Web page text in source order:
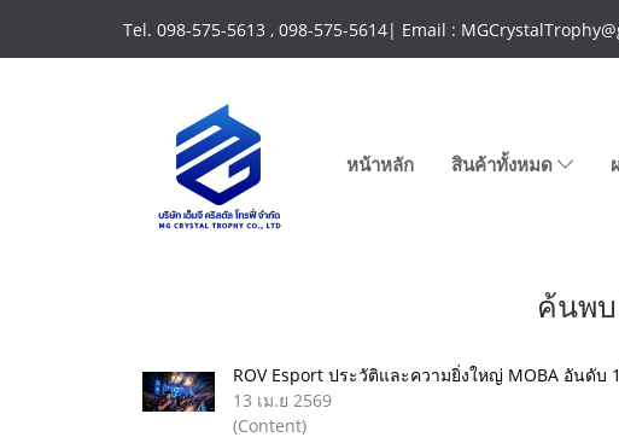
Tel. 098-575-5613 , 098-575-5614| Email :
หน้าหลัก สินค้าทั้งหมด
ค้นพบ
ROV Esport ประวัติและความยิ่งใหญ่ MOBA อันดับ
13 เม.ย 2569
(Content)